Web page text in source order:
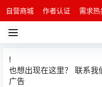
自营商城 作者认证 需求热
!
也想出现在这里？ 联系我
广告